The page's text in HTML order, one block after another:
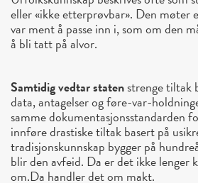
eller «ikke etterprøvbar». Den møter
var ment å passe inn i, som om den
å bli tatt på alvor.
Samtidig vedtar statenstrenge tiltak
data, antagelser og føre-var-
samme dokumentasjonsstandarden
innføre drastiske tiltak basert på
tradisjonskunnskap bygger på
blir den avfeid. Da er det ikke lenger
om.Da handler det om makt.